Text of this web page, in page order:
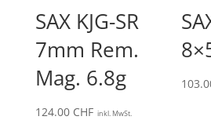
SAX KJG-SR
7mm Rem.
Mag. 6.8g
124.00 CHF inkl. MwSt.